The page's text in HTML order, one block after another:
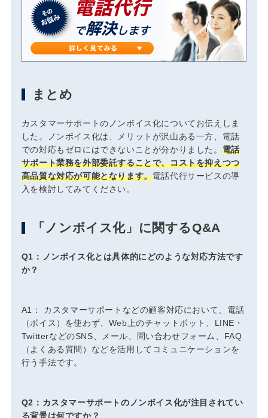
まとめ
カスタマーサポートのノンボイス化についてお伝えしま
した。ノンボイス化は、メリットが沢山ある一方、電話
での対応もゼロにはできないことが分かりました。 電話
サポート業務を外部委託することで、コストを抑えつつ
高品質な対応が可能となります。電話代行サービスの導
入を検討してみてください。
「ノンボイス化」に関するQ&A
Q1：ノンボイス化とは具体的にどのような対応方法です
か？
A1： カスタマーサポートなどの顧客対応において、電話
（ボイス）を使わず、Web上のチャットボット、LINE・
TwitterなどのSNS、メール、問い合わせフォーム、FAQ
（よくある質問）などを活用してコミュニケーションを
行う手法です。
Q2：カスタマーサポートのノンボイス化が注目されてい
る背景は何ですか？